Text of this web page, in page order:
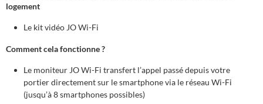
logement
Le kit vidéo JO Wi-Fi
Comment cela fonctionne ?
Le moniteur JO Wi-Fi transfert l’appel passé depuis votre
portier directement sur le smartphone via le réseau Wi-Fi
(jusqu’à 8 smartphones possibles)